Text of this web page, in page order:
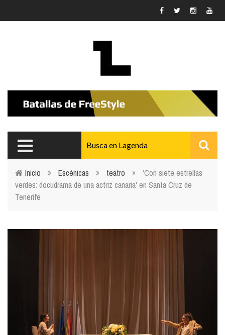
Usted está aquí
Inicio » Escénicas » teatro »
'Con siete estrellas
verdes: docudrama de una actriz canaria' en Santa Cruz de
Tenerife